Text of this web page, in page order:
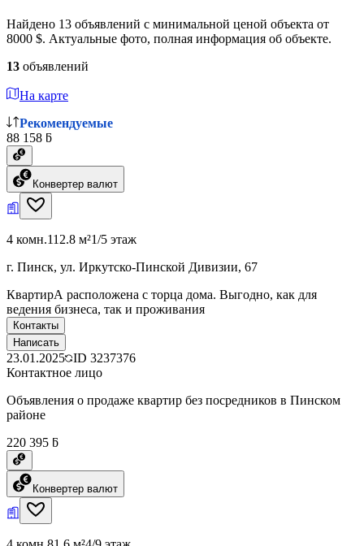
Найдено 13 объявлений с минимальной ценой объекта от
8000 $. Актуальные фото, полная информация об объекте.
13 объявлений
На карте
Рекомендуемые
88 158 ƃ
Конвертер валют
4 комн.112.8 м²1/5 этаж
г. Пинск, ул. Иркутско-Пинской Дивизии, 67
КвартирА расположена с торца дома. Выгодно, как для
ведения бизнеса, так и проживания
Контакты
Написать
23.01.2025 ID 3237376
Контактное лицо
Объявления о продаже квартир без посредников в Пинском
районе
220 395 ƃ
Конвертер валют